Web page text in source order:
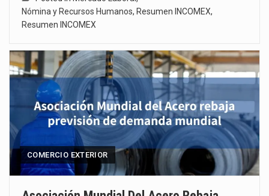
Nómina y Recursos Humanos, Resumen INCOMEX,
Resumen INCOMEX
COMERCIO EXTERIOR